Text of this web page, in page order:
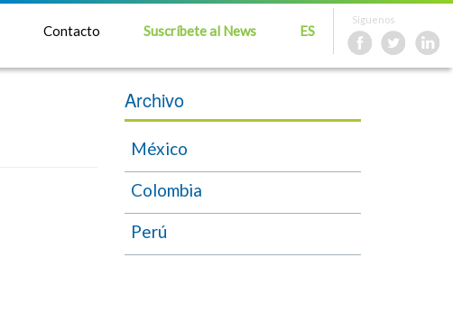
Contacto Suscríbete al News ES
Síguenos
Archivo
México
Colombia
Perú